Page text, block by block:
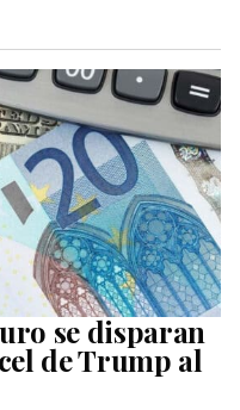
se disparan
de Trump al